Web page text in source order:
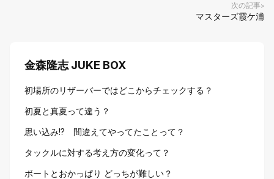
次の記事>
マスターズ霞ケ浦
金森隆志 JUKE BOX
初場所のリザーバーではどこからチェックする？
初夏と真夏って違う？
思い込み!? 間違えてやってたことって？
タックルに対する考え方の変化って？
ボートとおかっぱり どっちが難しい？